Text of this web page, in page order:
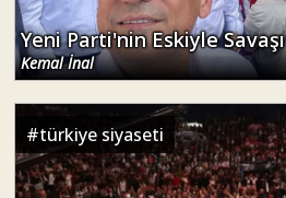
Yeni Parti'nin Eskiyle Savaşı
Kemal İnal
#türkiye siyaseti